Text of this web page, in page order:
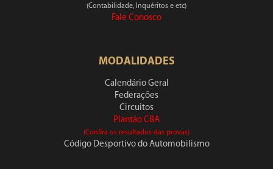
(Contabilidade, Inquéritos e etc)
Fale Conosco
MODALIDADES
Calendário Geral
Federações
Circuitos
Plantão CBA
(Confira os resultados das provas)
Código Desportivo do Automobilismo